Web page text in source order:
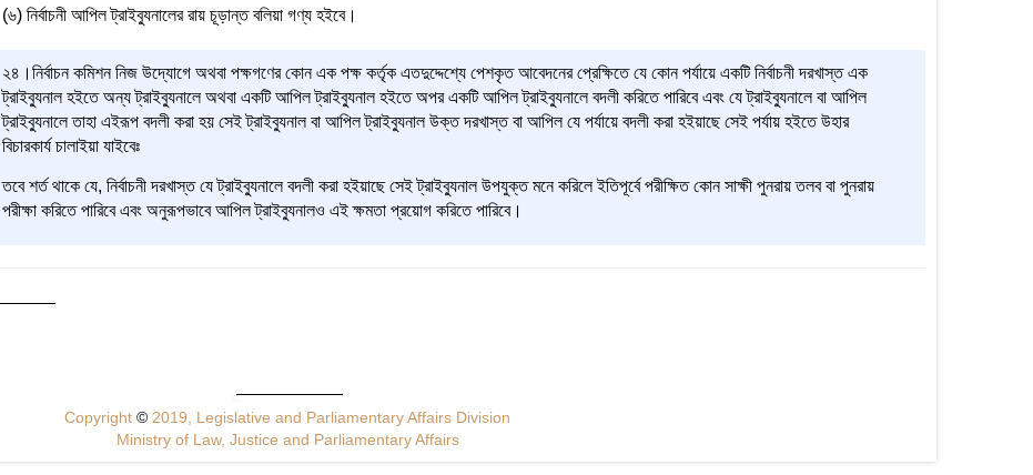
(৬) নির্বাচনী আপিল ট্রাইব্যুনালের রায় চূড়ান্ত বলিয়া গণ্য হইবে।
২৪।নির্বাচন কমিশন নিজ উদ্যোগে অথবা পক্ষগণের কোন এক পক্ষ কর্তৃক এতদুদ্দেশ্যে পেশকৃত আবেদনের প্রেক্ষিতে যে কোন পর্যায়ে একটি নির্বাচনী দরখাস্ত এক
ট্রাইব্যুনাল হইতে অন্য ট্রাইব্যুনালে অথবা একটি আপিল ট্রাইব্যুনাল হইতে অপর একটি আপিল ট্রাইব্যুনালে বদলী করিতে পারিবে এবং যে ট্রাইব্যুনালে বা আপিল
ট্রাইব্যুনালে তাহা এইরূপ বদলী করা হয় সেই ট্রাইব্যুনাল বা আপিল ট্রাইব্যুনাল উক্ত দরখাস্ত বা আপিল যে পর্যায়ে বদলী করা হইয়াছে সেই পর্যায় হইতে উহার
বিচারকার্য চালাইয়া যাইবেঃ
তবে শর্ত থাকে যে, নির্বাচনী দরখাস্ত যে ট্রাইব্যুনালে বদলী করা হইয়াছে সেই ট্রাইব্যুনাল উপযুক্ত মনে করিলে ইতিপূর্বে পরীক্ষিত কোন সাক্ষী পুনরায় তলব বা পুনরায়
পরীক্ষা করিতে পারিবে এবং অনুরূপভাবে আপিল ট্রাইব্যুনালও এই ক্ষমতা প্রয়োগ করিতে পারিবে।
Copyright © 2019, Legislative and Parliamentary Affairs Division
Ministry of Law, Justice and Parliamentary Affairs